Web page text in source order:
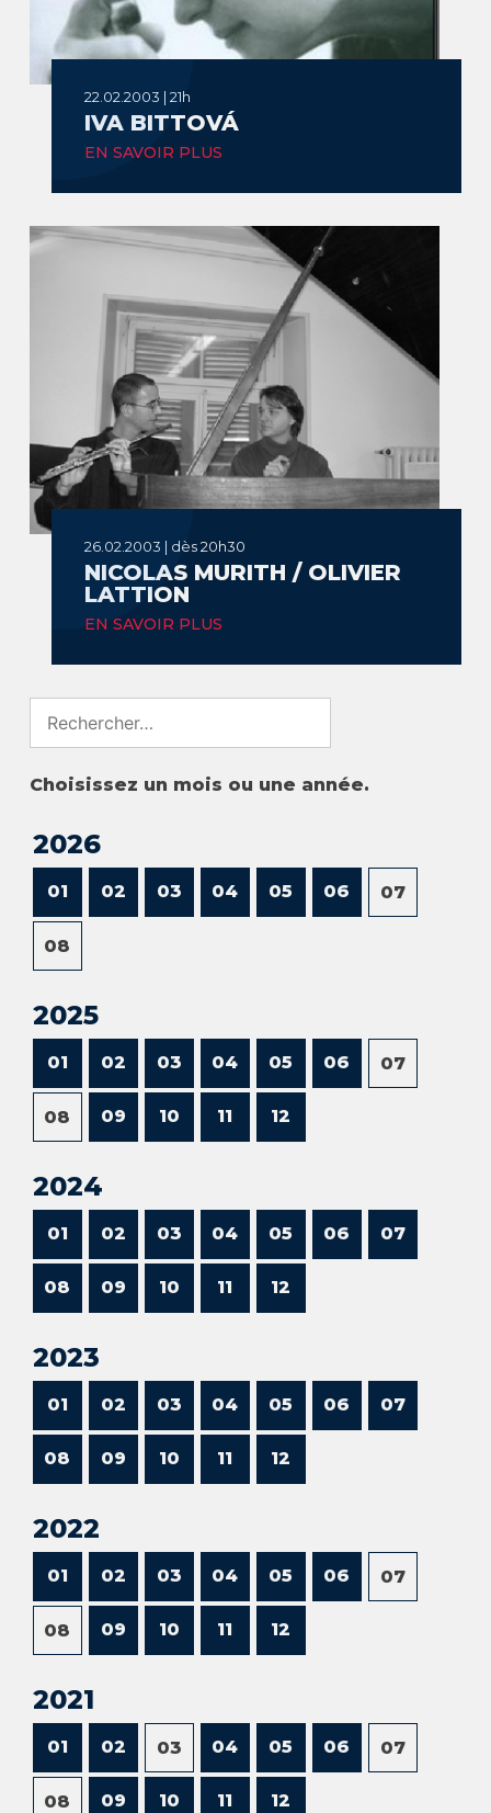
22.02.2003 | 21h
IVA BITTOVÁ
EN SAVOIR PLUS
26.02.2003 | dès 20h30
NICOLAS MURITH / OLIVIER
LATTION
EN SAVOIR PLUS
for:
Choisissez un mois ou une année.
2026
01 02 03 04 05 06 07
08
2025
01 02 03 04 05 06 07
08 09 10 11 12
2024
01 02 03 04 05 06 07
08 09 10 11 12
2023
01 02 03 04 05 06 07
08 09 10 11 12
2022
01 02 03 04 05 06 07
08 09 10 11 12
2021
01 02 03 04 05 06 07
08 09 10 11 12